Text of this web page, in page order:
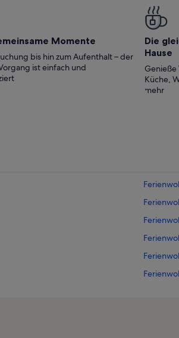
Grundstück ist eingezäunt und
für den eigenen Pkw. Tolle Lage,
Momente
bis hin zum Aufenthalt – der
ist einfach und
Die
Hause
Genieße
Küche,
mehr